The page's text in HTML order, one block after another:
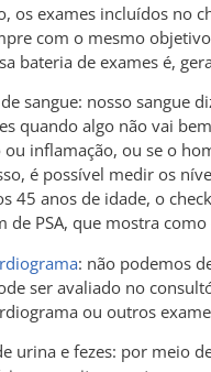
os exames incluídos no
com o mesmo
bateria de exames é,
sangue: nosso sangue
quando algo não vai
ou inflamação, ou se o
é possível medir os
45 anos de idade, o
de PSA, que mostra
: não podemos
ser avaliado no
ou outros
urina e fezes: por meio